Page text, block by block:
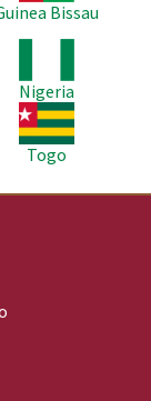
Bissau
Nigeria
Imagem
Togo